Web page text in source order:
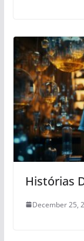
Histórias
December 25,